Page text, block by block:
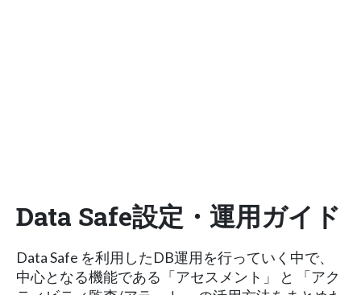
Data Safe設定・運用ガイド
Data Safe を利用したDB運用を行っていく中で、
中心となる機能である「アセスメント」 と 「アク